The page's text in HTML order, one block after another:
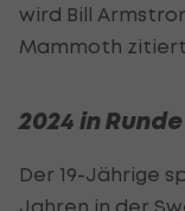
wird Bill
Mammoth zitiert.
2024 in
Der 19-Jährige
Jahren in der